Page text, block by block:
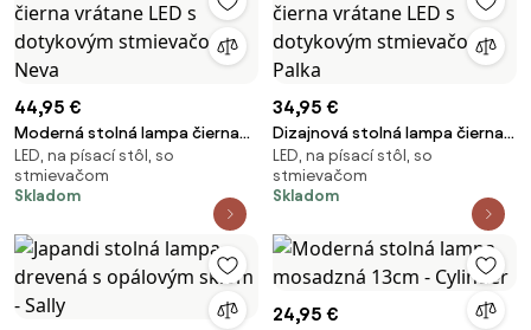
44,95 €
Moderná stolná lampa čierna
vrátane LED s dotykovým
stmievačom - Neva
LED, na písací stôl, so
stmievačom
Skladom
34,95 €
Dizajnová stolná lampa čierna
vrátane LED s dotykovým
stmievačom - Palka
LED, na písací stôl, so
stmievačom
Skladom
24,95 €